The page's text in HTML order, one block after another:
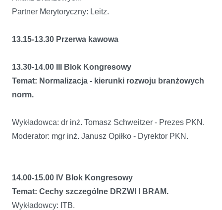
Partner Merytoryczny: Leitz.
13.15-13.30 Przerwa kawowa
13.30-14.00 III Blok Kongresowy
Temat: Normalizacja - kierunki rozwoju branżowych
norm.
Wykładowca: dr inż. Tomasz Schweitzer - Prezes PKN.
Moderator: mgr inż. Janusz Opiłko - Dyrektor PKN.
14.00-15.00 IV Blok Kongresowy
Temat: Cechy szczególne DRZWI I BRAM.
Wykładowcy: ITB.